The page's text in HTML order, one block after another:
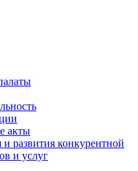
акты
развития конкурентной
и услуг